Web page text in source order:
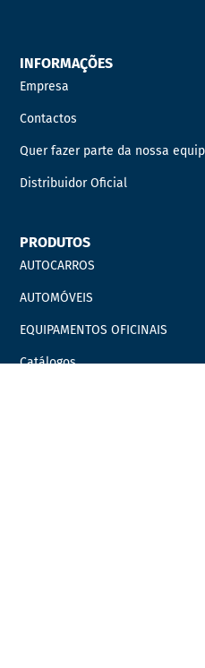
INFORMAÇÕES
Empresa
Contactos
Quer fazer parte da nossa
Distribuidor Oficial
PRODUTOS
AUTOCARROS
AUTOMÓVEIS
EQUIPAMENTOS OFICINAIS
Catálogos